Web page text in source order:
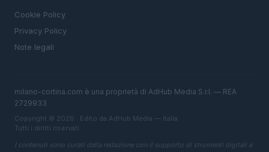
Cookie Policy
Privacy Policy
Note legali
milano-cortina.com è una proprietà di AdHub Media S.r.l. — REA
2729933
Copyright © 2026 · Edito da AdHub Media — Italia
Tutti i diritti riservati
I contenuti sono curati dalla redazione con il supporto di strumenti digitali e